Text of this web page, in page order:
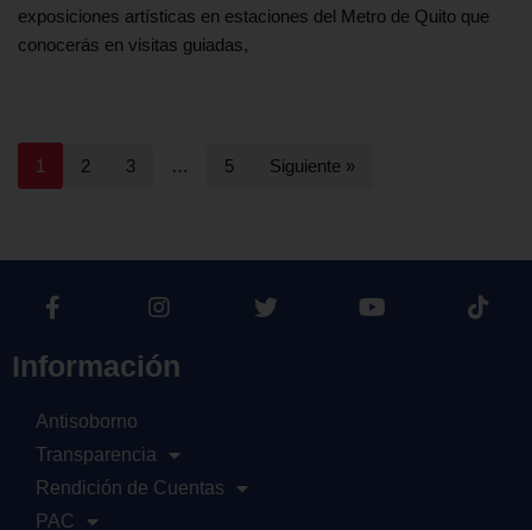
exposiciones artísticas en estaciones del Metro de Quito que
conocerás en visitas guiadas,
1 2 3 … 5 Siguiente »
Información
Antisoborno
Transparencia
Rendición de Cuentas
PAC